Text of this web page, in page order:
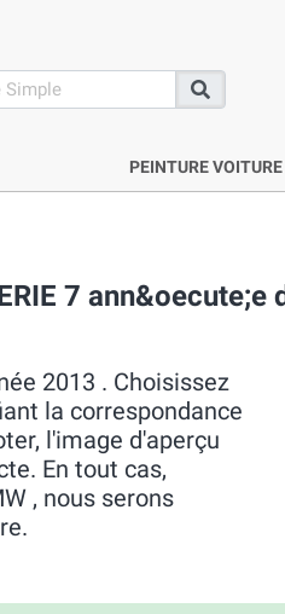
Recherche
PEINTURE VOITURE
7
2013 . Choisissez
la correspondance
l'image d'aperçu
En tout cas,
, nous serons